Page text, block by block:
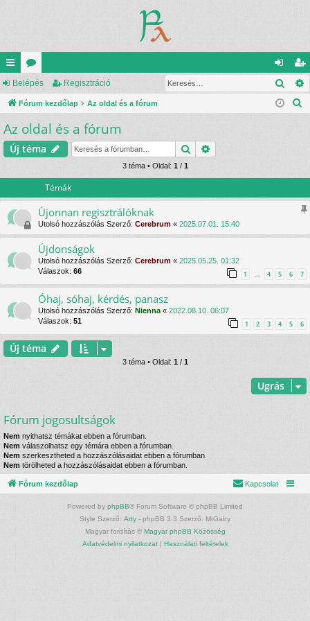
yo
rs
lin
ke
ór
u
m
ok
el
ép
eg
is
Belépés Regisztráció
Fórum kezdőlap Az oldal és a fórum
é
Az oldal és a fórum
Új téma Keresés
3 téma • Oldal: 1 / 1
Témák
Újonnan regisztrálóknak
Utolsó hozzászólás Szerző: Cerebrum « 2025.07.01. 15:40
Újdonságok
Utolsó hozzászólás Szerző: Cerebrum « 2025.05.25. 01:32
Válaszok: 66 1 … 4 5 6 7
Óhaj, sóhaj, kérdés, panasz
Utolsó hozzászólás Szerző: Nienna « 2022.08.10. 06:07
Válaszok: 51 1 2 3 4 5 6
Új téma
3 téma • Oldal: 1/ 1
Ugrás
Fórum jogosultságok
Nem nyithatsz témákat ebben a fórumban.
Nem válaszolhatsz egy témára ebben a fórumban.
Nem szerkesztheted a hozzászólásaidat ebben a fórumban.
Nem törölheted a hozzászólásaidat ebben a fórumban.
Fórum kezdőlap Kapcsolat
Powered by phpBB® Forum Software © phpBB Limited
Style Szerző: Arty - phpBB 3.3 Szerző: MrGaby
Magyar fordítás © Magyar phpBB Közösség
Adatvédelmi nyilatkozat| Használati feltételek